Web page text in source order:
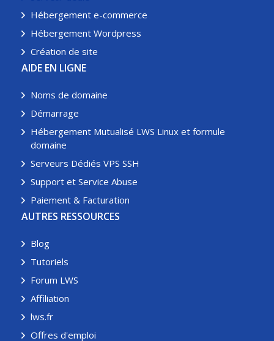
Hébergement e-commerce
Hébergement Wordpress
Création de site
AIDE EN LIGNE
Noms de domaine
Démarrage
Hébergement Mutualisé LWS Linux et formule
domaine
Serveurs Dédiés VPS SSH
Support et Service Abuse
Paiement & Facturation
AUTRES RESSOURCES
Blog
Tutoriels
Forum LWS
Affiliation
lws.fr
Offres d'emploi